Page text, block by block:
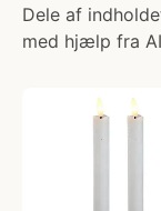
Dele af
med hjælp fra